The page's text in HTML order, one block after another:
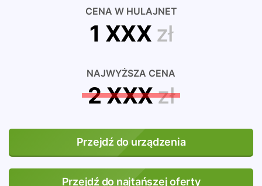
CENA W HULAJNET
1 XXX zł
NAJWYŻSZA CENA
2 XXXzł
Przejdź do urządzenia
Przejdź do najtańszej oferty